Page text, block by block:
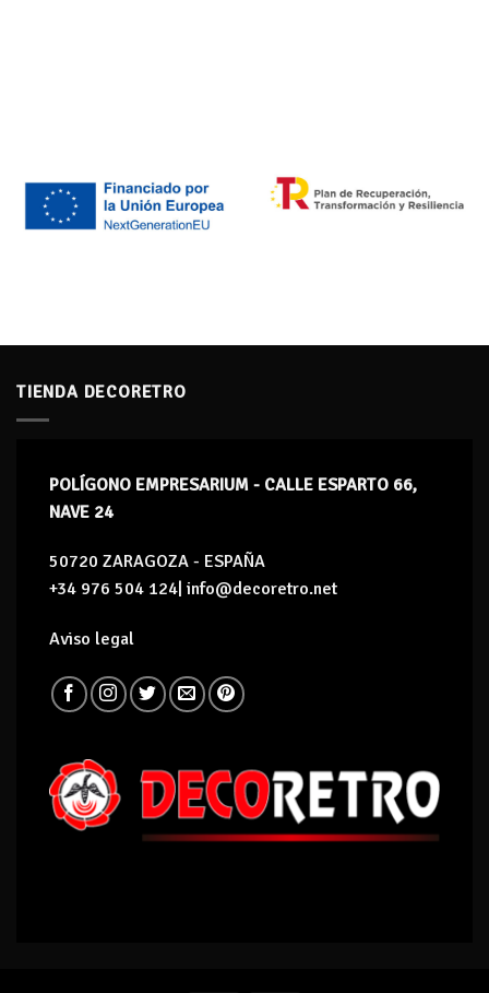
TIENDA DECORETRO
POLÍGONO EMPRESARIUM - CALLE ESPARTO 66,
NAVE 24
50720 ZARAGOZA - ESPAÑA
+34 976 504 124| info@decoretro.net
Aviso legal